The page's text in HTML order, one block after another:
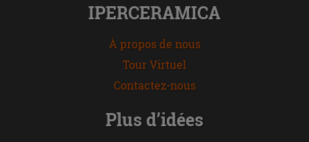
IPERCERAMICA
À propos de nous
Tour Virtuel
Contactez-nous
Plus d’idées